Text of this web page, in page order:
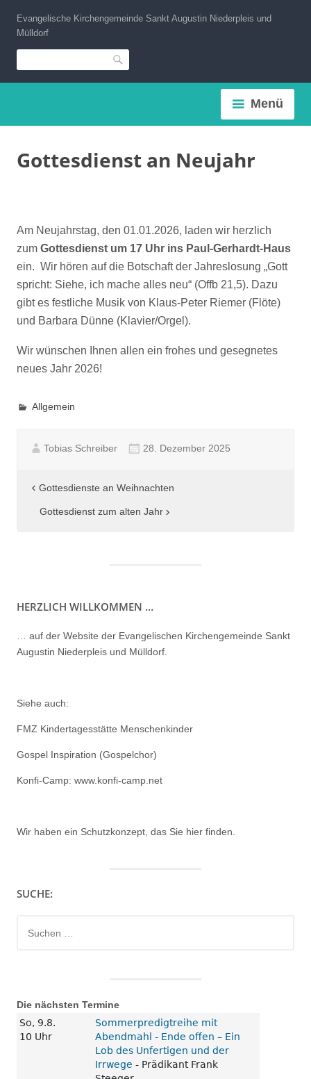
Inhalt
springen
Evangelische Kirchengemeinde Sankt Augustin Niederpleis und
Mülldorf
Suche
Menü
Gottesdienst an Neujahr
Am Neujahrstag, den 01.01.2026, laden wir herzlich
zum Gottesdienst um 17 Uhr ins Paul-Gerhardt-Haus
ein. Wir hören auf die Botschaft der Jahreslosung „Gott
spricht: Siehe, ich mache alles neu“ (Offb 21,5). Dazu
gibt es festliche Musik von Klaus-Peter Riemer (Flöte)
und Barbara Dünne (Klavier/Orgel).
Wir wünschen Ihnen allen ein frohes und gesegnetes
neues Jahr 2026!
Allgemein
Tobias Schreiber 28. Dezember 2025
Beitragsnavigation
Gottesdienste an Weihnachten
Gottesdienst zum alten Jahr
HERZLICH WILLKOMMEN …
… auf der Website der Evangelischen Kirchengemeinde Sankt
Augustin Niederpleis und Mülldorf.
Siehe auch:
FMZ Kindertagesstätte Menschenkinder
Gospel Inspiration (Gospelchor)
Konfi-Camp: www.konfi-camp.net
Wir haben ein Schutzkonzept, das Sie hier finden.
SUCHE:
nach:
Die nächsten Termine